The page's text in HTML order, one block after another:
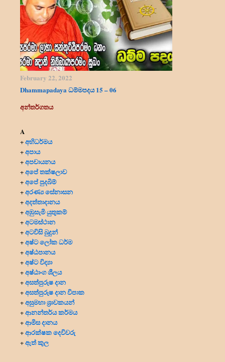
February 22, 2022
Dhammapadaya ධම්මපදය 15 – 06
අන්තර්ගතය
A
+අභිධර්මය
+අපාය
+අපචායනය
+අපේ තක්ෂලාව
+අපේ පුදබිම්
+අරණ්‍ය සේනාසන
+අදත්තාදානය
+අඹුසැමි යුතුකම්
+අටමස්ථාන
+අටවිසි බුදුන්
+අෂ්ට ලෝක ධර්ම
+අෂ්ඨපානය
+අෂ්ට විද්‍යා
+අෂ්ඨාංග ශීලය
+අසත්පුරුෂ දාන
+අසත්පුරුෂ දාන විපාක
+අසුමහා ශ්‍රාවකයන්
+ආනන්තර්ය කර්මය
+ආමිස දානය
+ආරක්ෂක දෙවිවරු
+ඇත් කුල